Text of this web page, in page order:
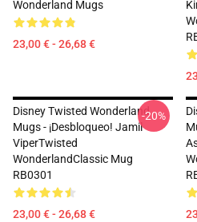
Wonderland Mugs
23,00 € - 26,68 €
Disney Twisted Wonderland
Mugs - ¡Desbloqueo! Jamil
ViperTwisted
WonderlandClassic Mug
RB0301
23,00 € - 26,68 €
-20%